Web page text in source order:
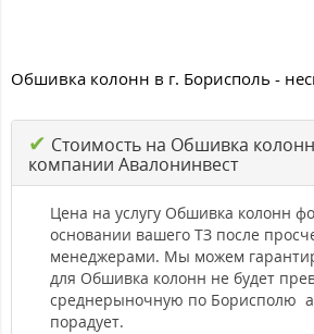
Обшивка колонн в г. Борисполь -
✔ Стоимость на Обшивка
компании Авалонинвест
Цена на услугу Обшивка колонн
основании вашего ТЗ после
менеджерами. Мы можем
для Обшивка колонн не будет
среднерыночную по Борисполю а
порадует.